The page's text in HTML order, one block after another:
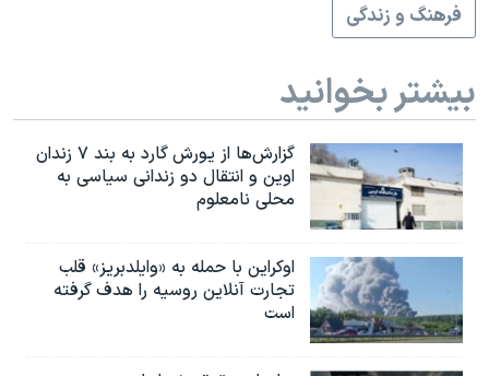
فرهنگ و زندگی
بیشتر بخوانید
گزارش‌ها از یورش گارد به بند ۷ زندان
اوین و انتقال دو زندانی سیاسی به
محلی نامعلوم
اوکراین با حمله به «وایلدبریز» قلب
تجارت آنلاین روسیه را هدف گرفته
است